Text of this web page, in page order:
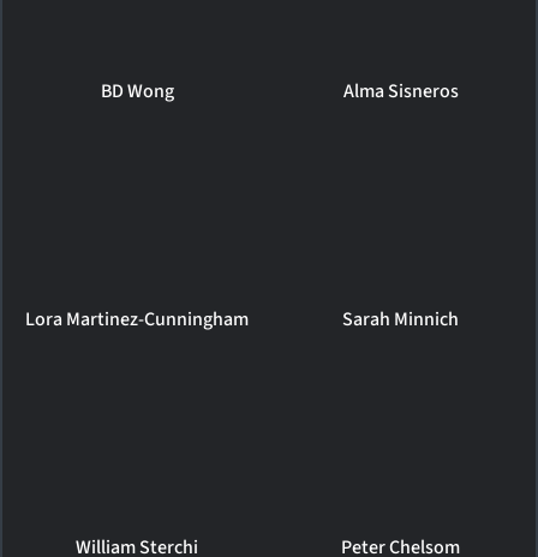
BD Wong Alma Sisneros
Lora Martinez-Cunningham Sarah Minnich
William Sterchi Peter Chelsom